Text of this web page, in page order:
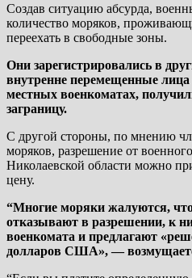
Создав ситуацию абсурда,
количество моряков,
переехать в свободные зоны.
Они зарегистрировались в
внутренне перемещенные
местных военкоматах,
заграницу.
С другой стороны, по мнению
моряков, разрешение от
Николаевской области можно
цену.
“Многие моряки жалуются,
отказывают в разрешении, к
военкомата и предлагают
долларов США», —